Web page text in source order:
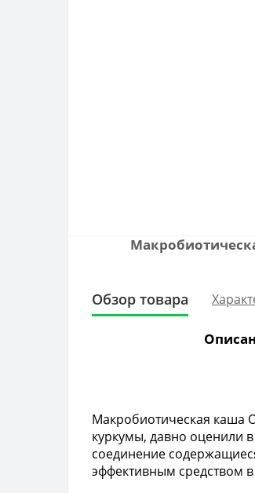
Обзор товара
Макробиотическая каша
куркумы, давно оценили
соединение
эффективным средством